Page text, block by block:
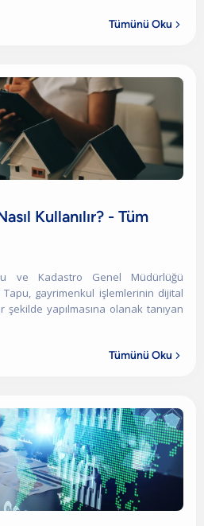
Tümünü Oku 
Kullanılır? - Tüm
ve Kadastro Genel Müdürlüğü
gayrimenkul işlemlerinin dijital
şekilde yapılmasına olanak tanıyan
Tümünü Oku 